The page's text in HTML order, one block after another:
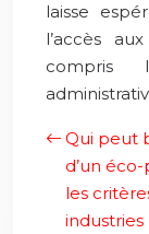
laisse
l’accès
compris
Qui peut
d’un
les
industries